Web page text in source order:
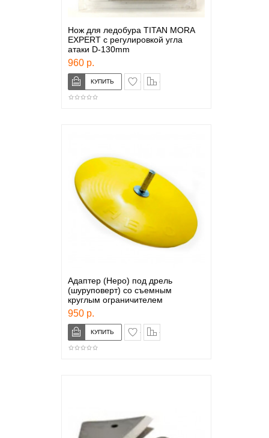
Нож для ледобура TITAN MORA
EXPERT c регулировкой угла
атаки D-130mm
960 р.
в закладки
Адаптер (Неро) под дрель
(шуруповерт) со съемным
круглым ограничителем
950 р.
в закладки